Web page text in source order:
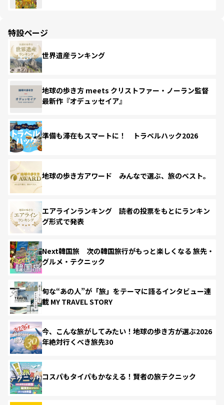
特設ページ
世界遺産ランキング
地球の歩き方 meets クリストファー・ノーラン監督
最新作『オデュッセイア』
準備も滞在もスマートに！ トラベルハック2026
地球の歩き方アワード みんなで選ぶ、旅のベスト。
エアラインランキング 読者の投票をもとにランキン
グ形式で発表
Next韓国旅 次の韓国旅行がもっと楽しくなる 旅先・
グルメ・テクニック
旬な“あの人”が「旅」をテーマに語るインタビュー連
載 MY TRAVEL STORY
今、こんな旅がしてみたい！地球の歩き方が選ぶ2026
年絶対行くべき旅先30
コスパもタイパもかなえる！賢者の旅テクニック